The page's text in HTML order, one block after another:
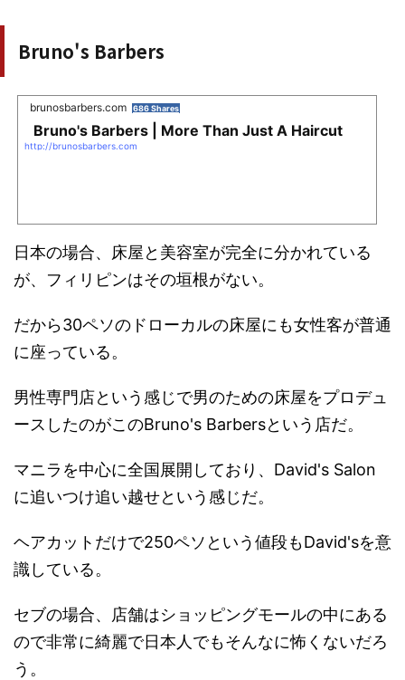
Bruno's Barbers
brunosbarbers.com 686 Shares
Bruno's Barbers | More Than Just A Haircut
http://brunosbarbers.com
日本の場合、床屋と美容室が完全に分かれている
が、フィリピンはその垣根がない。
だから30ペソのドローカルの床屋にも女性客が普通
に座っている。
男性専門店という感じで男のための床屋をプロデュ
ースしたのがこのBruno's Barbersという店だ。
マニラを中心に全国展開しており、David's Salon
に追いつけ追い越せという感じだ。
ヘアカットだけで250ペソという値段もDavid'sを意
識している。
セブの場合、店舗はショッピングモールの中にある
ので非常に綺麗で日本人でもそんなに怖くないだろ
う。